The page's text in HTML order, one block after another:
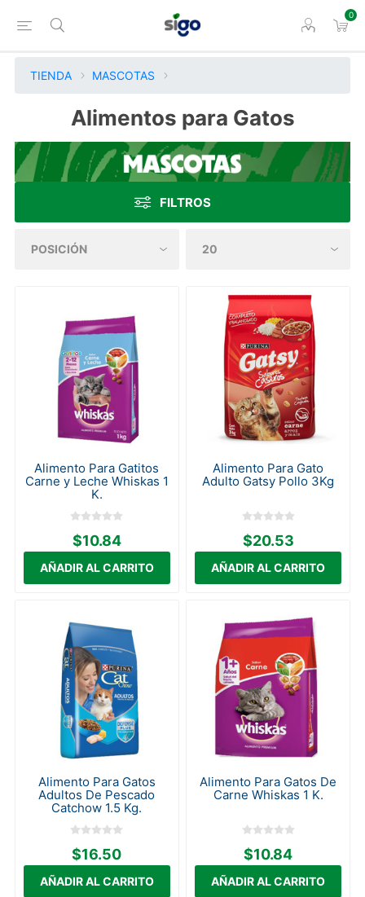
0
TIENDA MASCOTAS
Alimentos para Gatos
FILTROS
Alimento Para Gatitos
Carne y Leche Whiskas 1
K.
$10.84
Alimento Para Gato
Adulto Gatsy Pollo 3Kg
$20.53
Alimento Para Gatos
Adultos De Pescado
Catchow 1.5 Kg.
$16.50
Alimento Para Gatos De
Carne Whiskas 1 K.
$10.84